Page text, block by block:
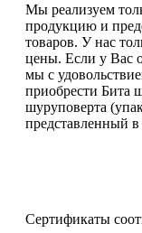
Мы реализуем
продукцию и
товаров. У нас
цены. Если у Вас
мы с
приобрести Бита
шуруповерта
представленный в
Сертификаты